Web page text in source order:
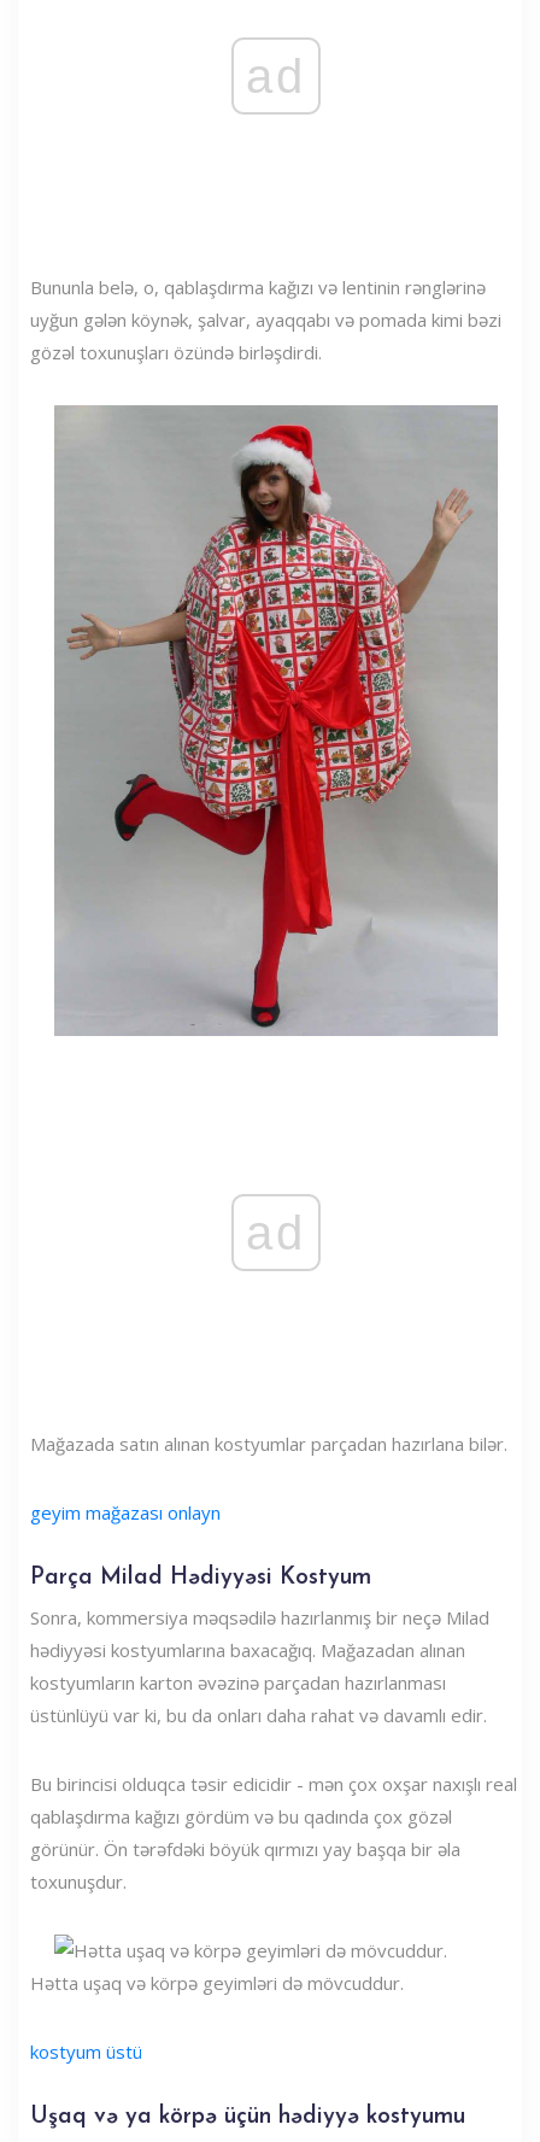
ad
Bununla belə, o, qablaşdırma kağızı və lentinin rənglərinə
uyğun gələn köynək, şalvar, ayaqqabı və pomada kimi bəzi
gözəl toxunuşları özündə birləşdirdi.
ad
Mağazada satın alınan kostyumlar parçadan hazırlana bilər.
geyim mağazası onlayn
Parça Milad Hədiyyəsi Kostyum
Sonra, kommersiya məqsədilə hazırlanmış bir neçə Milad
hədiyyəsi kostyumlarına baxacağıq. Mağazadan alınan
kostyumların karton əvəzinə parçadan hazırlanması
üstünlüyü var ki, bu da onları daha rahat və davamlı edir.
Bu birincisi olduqca təsir edicidir - mən çox oxşar naxışlı real
qablaşdırma kağızı gördüm və bu qadında çox gözəl
görünür. Ön tərəfdəki böyük qırmızı yay başqa bir əla
toxunuşdur.
Hətta uşaq və körpə geyimləri də mövcuddur.
kostyum üstü
Uşaq və ya körpə üçün hədiyyə kostyumu